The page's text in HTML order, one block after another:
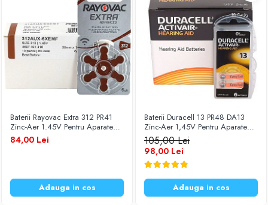
Baterii Rayovac Extra 312 PR41
Zinc-Aer 1.45V Pentru Aparate
Auditive Set 60 Baterii
84,00 Lei
Adauga in cos
Baterii Duracell 13 PR48 DA13
Zinc-Aer 1,45V Pentru Aparate
Auditive Set 60 Baterii
105,00 Lei
98,00 Lei
Adauga in cos